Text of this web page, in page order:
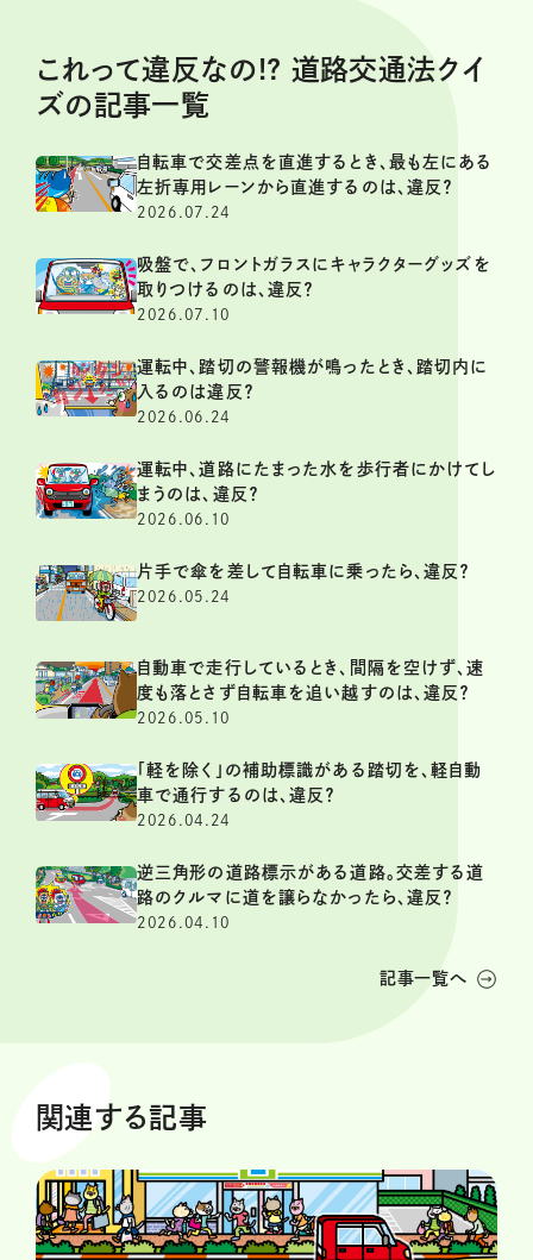
これって違反なの!? 道路交通法クイ
ズの記事一覧
自転車で交差点を直進するとき、最も左にある
左折専用レーンから直進するのは、違反？
2026.07.24
吸盤で、フロントガラスにキャラクターグッズを
取りつけるのは、違反？
2026.07.10
運転中、踏切の警報機が鳴ったとき、踏切内に
入るのは違反？
2026.06.24
運転中、道路にたまった水を歩行者にかけてし
まうのは、違反？
2026.06.10
片手で傘を差して自転車に乗ったら、違反？
2026.05.24
自動車で走行しているとき、間隔を空けず、速
度も落とさず自転車を追い越すのは、違反？
2026.05.10
「軽を除く」の補助標識がある踏切を、軽自動
車で通行するのは、違反？
2026.04.24
逆三角形の道路標示がある道路。交差する道
路のクルマに道を譲らなかったら、違反？
2026.04.10
記事一覧へ
関連する記事